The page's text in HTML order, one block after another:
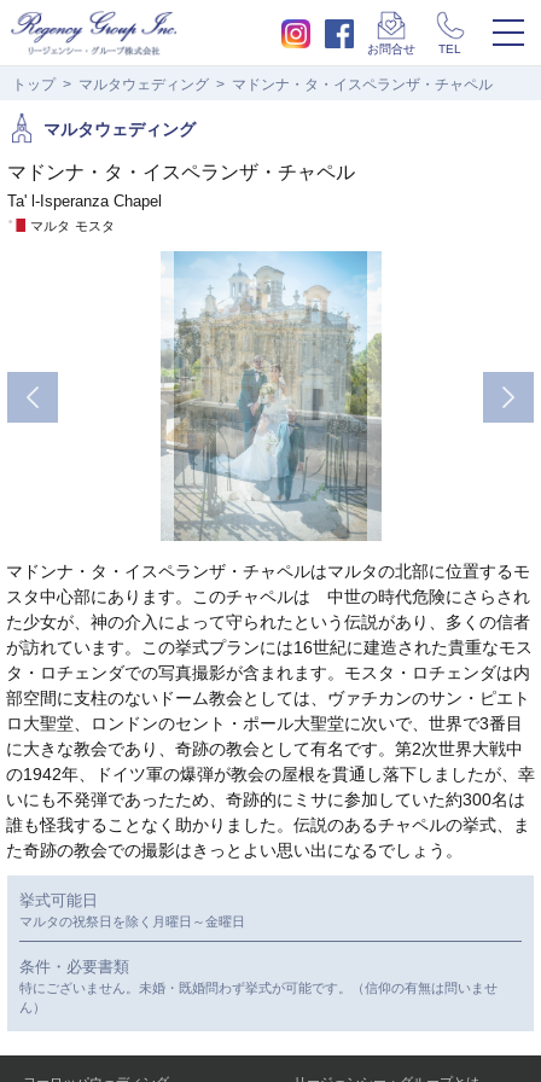
お問合せ TEL
トップ マルタウェディング マドンナ・タ・イスペランザ・チャペル
マルタウェディング
マドンナ・タ・イスペランザ・チャペル
Ta' l-Isperanza Chapel
マルタ モスタ
マドンナ・タ・イスペランザ・チャペルはマルタの北部に位置するモ
スタ中心部にあります。このチャペルは 中世の時代危険にさらされ
た少女が、神の介入によって守られたという伝説があり、多くの信者
が訪れています。この挙式プランには16世紀に建造された貴重なモス
タ・ロチェンダでの写真撮影が含まれます。モスタ・ロチェンダは内
部空間に支柱のないドーム教会としては、ヴァチカンのサン・ピエト
ロ大聖堂、ロンドンのセント・ポール大聖堂に次いで、世界で3番目
に大きな教会であり、奇跡の教会として有名です。第2次世界大戦中
の1942年、ドイツ軍の爆弾が教会の屋根を貫通し落下しましたが、幸
いにも不発弾であったため、奇跡的にミサに参加していた約300名は
誰も怪我することなく助かりました。伝説のあるチャペルの挙式、ま
た奇跡の教会での撮影はきっとよい思い出になるでしょう。
挙式可能日
マルタの祝祭日を除く月曜日～金曜日
条件・必要書類
特にございません。未婚・既婚問わず挙式が可能です。（信仰の有無は問いませ
ん）